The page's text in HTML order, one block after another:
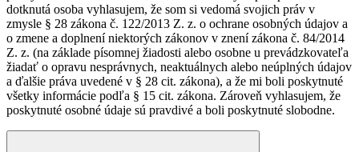
dotknutá osoba vyhlasujem, že som si vedomá svojich práv v
zmysle § 28 zákona č. 122/2013 Z. z. o ochrane osobných údajov a
o zmene a doplnení niektorých zákonov v znení zákona č. 84/2014
Z. z. (na základe písomnej žiadosti alebo osobne u prevádzkovateľa
žiadať o opravu nesprávnych, neaktuálnych alebo neúplných údajov
a ďalšie práva uvedené v § 28 cit. zákona), a že mi boli poskytnuté
všetky informácie podľa § 15 cit. zákona. Zároveň vyhlasujem, že
poskytnuté osobné údaje sú pravdivé a boli poskytnuté slobodne.